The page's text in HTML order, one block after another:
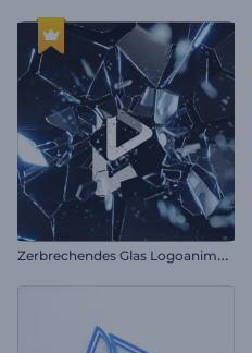
Z
erbrechendes Glas Logoanimation